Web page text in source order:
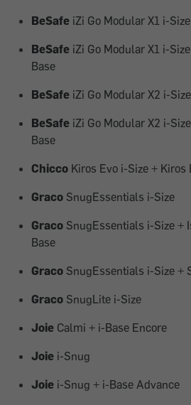
BeSafe iZi Go Modular X1 i-Size
BeSafe iZi Go Modular X1 i-
Base
BeSafe iZi Go Modular X2 i-Size
BeSafe iZi Go Modular X2 i-
Base
Chicco Kiros Evo i-Size +
Graco SnugEssentials i-Size
Graco SnugEssentials i-Size +
Base
Graco SnugEssentials i-Size +
Graco SnugLite i-Size
Joie Calmi + i-Base Encore
Joie i-Snug
Joie i-Snug + i-Base Advance